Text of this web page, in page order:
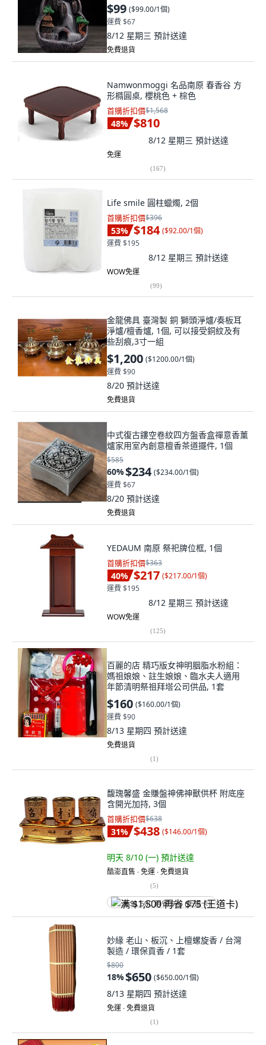
$99 ($99.00/1個)
運費 $67
8/12 星期三 預計送達
免費退貨
Namwonmoggi 名品南原 春香谷 方
形橢圓桌, 櫻桃色 + 棕色
首購折扣價$1,568
48% $810
8/12 星期三 預計送達
免運
(167)
Life smile 圓柱蠟燭, 2個
首購折扣價$396
53% $184 ($92.00/1個)
運費 $195
8/12 星期三 預計送達
WOW免運
(99)
金龍佛具 臺灣製 銅 獅頭淨爐/奏板耳
淨爐/檀香爐, 1個, 可以接受銅紋及有
些刮痕,3寸一組
$1,200 ($1200.00/1個)
運費 $90
8/20 預計送達
免費退貨
中式復古鏤空卷紋四方盤香盒禪意香薰
爐家用室內創意檀香茶道擺件, 1個
$585
60%$234 ($234.00/1個)
運費 $67
8/20 預計送達
免費退貨
YEDAUM 南原 祭祀牌位框, 1個
首購折扣價$363
40% $217 ($217.00/1個)
運費 $195
8/12 星期三 預計送達
WOW免運
(125)
百麗的店 精巧版女神明胭脂水粉組：
媽祖娘娘、註生娘娘、臨水夫人適用
年節清明祭祖拜塔公司供品, 1套
$160 ($160.00/1個)
運費 $90
8/13 星期四 預計送達
免費退貨
(1)
馥瑰馨盛 金賺盤神佛神獸供杯 附底座
含開光加持, 3個
首購折扣價$638
31% $438 ($146.00/1個)
明天 8/10 (一) 預計送達
酷澎直售 ∙ 免運 ∙ 免費退貨
(5)
满 $1,500 再省 $75 (王道卡)
妙緣 老山、板沉、上檀螺旋香 / 台灣
製造 / 環保貢香 / 1套
$800
18%$650 ($650.00/1個)
8/13 星期四 預計送達
免運 ∙ 免費退貨
(1)